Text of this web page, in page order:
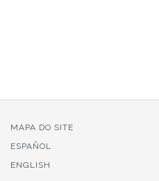
MAPA DO SITE
ESPAÑOL
ENGLISH